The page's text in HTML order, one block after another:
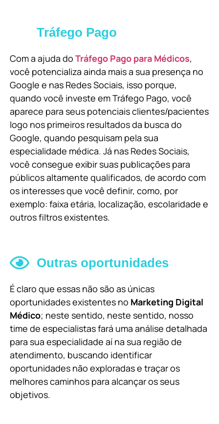
Tráfego Pago
Com a ajuda do Tráfego Pago para Médicos,
você potencializa ainda mais a sua presença no
Google e nas Redes Sociais, isso porque,
quando você investe em Tráfego Pago, você
aparece para seus potenciais clientes/pacientes
logo nos primeiros resultados da busca do
Google, quando pesquisam pela sua
especialidade médica. Já nas Redes Sociais,
você consegue exibir suas publicações para
públicos altamente qualificados, de acordo com
os interesses que você definir, como, por
exemplo: faixa etária, localização, escolaridade e
outros filtros existentes.
Outras oportunidades
É claro que essas não são as únicas
oportunidades existentes no Marketing Digital
Médico; neste sentido, neste sentido, nosso
time de especialistas fará uma análise detalhada
para sua especialidade aí na sua região de
atendimento, buscando identificar
oportunidades não exploradas e traçar os
melhores caminhos para alcançar os seus
objetivos.